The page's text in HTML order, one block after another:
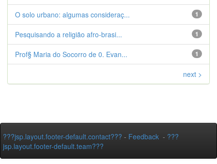
1
O solo urbano: algumas consideraç...
1
Pesquisando a religião afro-brasi...
1
Prof§ Maria do Socorro de 0. Evan...
next >
???jsp.layout.footer-default.contact??? - Feedback - ???
jsp.layout.footer-default.team???